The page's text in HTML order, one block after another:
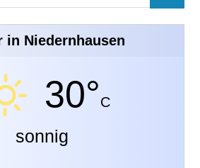
in Niedernhausen
30°C
sonnig